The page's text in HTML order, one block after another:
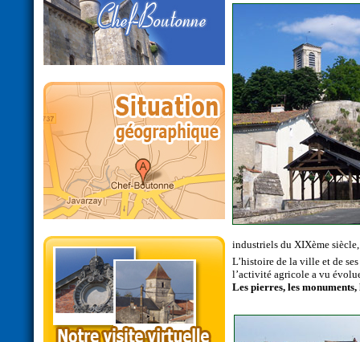
industriels du XIXème siècle,
L’histoire de la ville et de
l’activité agricole a vu
Les pierres, les